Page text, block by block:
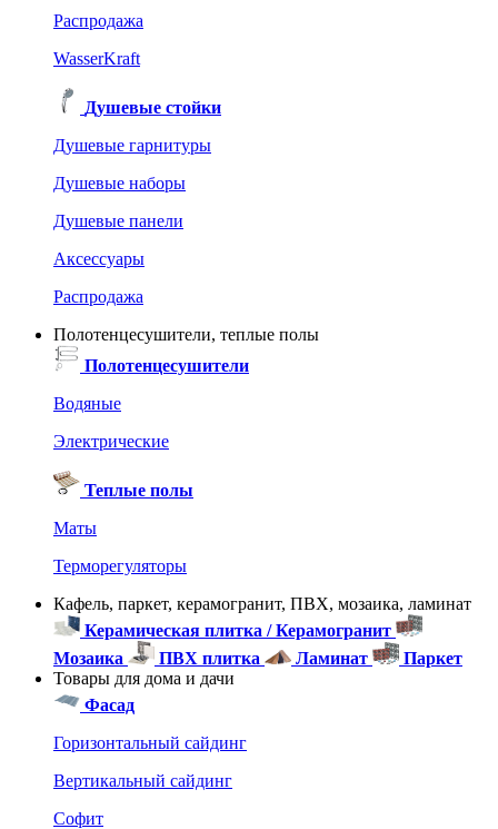
Распродажа
WasserKraft
Душевые стойки
Душевые гарнитуры
Душевые наборы
Душевые панели
Аксессуары
Распродажа
Полотенцесушители, теплые полы
Полотенцесушители
Водяные
Электрические
Теплые полы
Маты
Терморегуляторы
Кафель, паркет, керамогранит, ПВХ, мозаика, ламинат
Керамическая плитка / Керамогранит
Мозаика
ПВХ плитка Ламинат
Паркет
Товары для дома и дачи
Фасад
Горизонтальный сайдинг
Вертикальный сайдинг
Софит